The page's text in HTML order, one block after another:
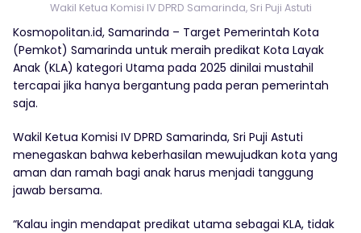
Wakil Ketua Komisi IV DPRD Samarinda, Sri Puji Astuti
Kosmopolitan.id, Samarinda – Target Pemerintah Kota
(Pemkot) Samarinda untuk meraih predikat Kota Layak
Anak (KLA) kategori Utama pada 2025 dinilai mustahil
tercapai jika hanya bergantung pada peran pemerintah
saja.
Wakil Ketua Komisi IV DPRD Samarinda, Sri Puji Astuti
menegaskan bahwa keberhasilan mewujudkan kota yang
aman dan ramah bagi anak harus menjadi tanggung
jawab bersama.
“Kalau ingin mendapat predikat utama sebagai KLA, tidak